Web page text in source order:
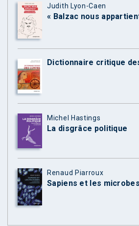
Judith Lyon-Caen
« Balzac nous
Dictionnaire critique
Michel Hastings
La disgrâce politique
Renaud Piarroux
Sapiens et les microbes